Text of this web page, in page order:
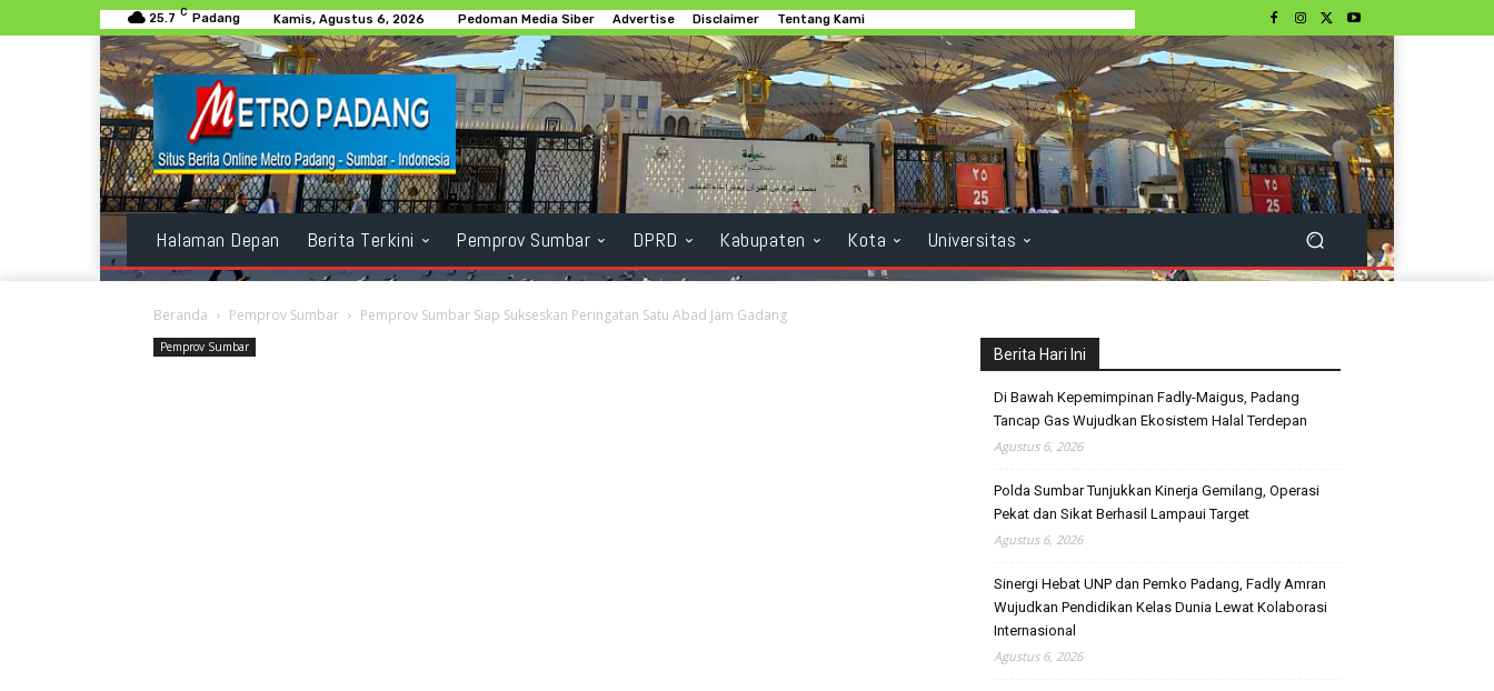
25.7 C Padang Kamis, Agustus 6, 2026 Pedoman Media Siber Advertise Disclaimer Tentang Kami
Halaman Depan Berita Terkini Pemprov Sumbar DPRD Kabupaten Kota Universitas
Beranda Pemprov Sumbar Pemprov Sumbar Siap Sukseskan Peringatan Satu Abad Jam Gadang
Pemprov Sumbar Berita Hari Ini
Di Bawah Kepemimpinan Fadly-Maigus, Padang
Tancap Gas Wujudkan Ekosistem Halal Terdepan
Agustus 6, 2026
Polda Sumbar Tunjukkan Kinerja Gemilang, Operasi
Pekat dan Sikat Berhasil Lampaui Target
Agustus 6, 2026
Sinergi Hebat UNP dan Pemko Padang, Fadly Amran
Wujudkan Pendidikan Kelas Dunia Lewat Kolaborasi
Internasional
Agustus 6, 2026